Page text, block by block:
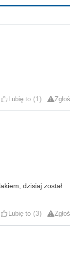
Lubię to 1 Zgłoś
dzisiaj został
Lubię to 3 Zgłoś